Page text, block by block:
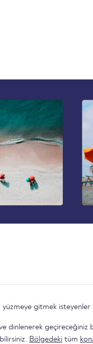
gitmek isteyenler
dinlenerek geçireceğiniz
Bölgedeki tüm